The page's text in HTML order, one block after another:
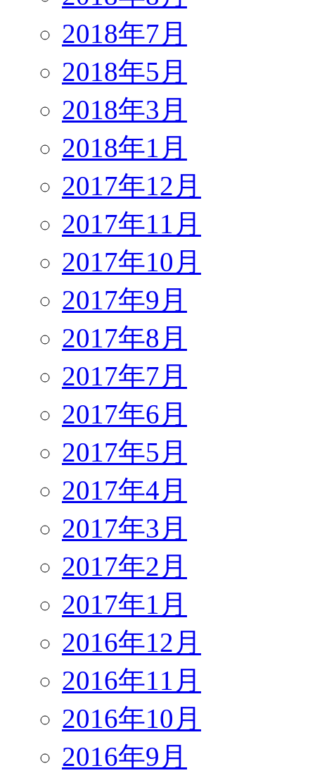
2018年7月
2018年5月
2018年3月
2018年1月
2017年12月
2017年11月
2017年10月
2017年9月
2017年8月
2017年7月
2017年6月
2017年5月
2017年4月
2017年3月
2017年2月
2017年1月
2016年12月
2016年11月
2016年10月
2016年9月